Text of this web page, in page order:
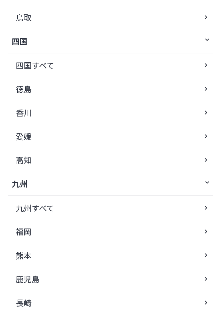
鳥取
四国
四国すべて
徳島
香川
愛媛
高知
九州
九州すべて
福岡
熊本
鹿児島
長崎